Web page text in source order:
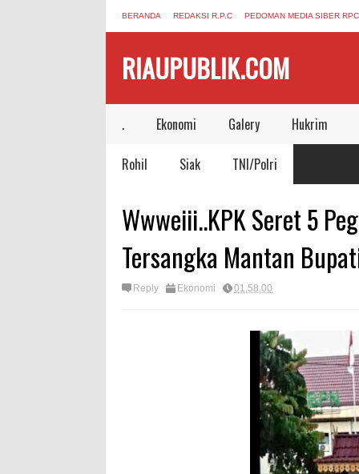
BERANDA REDAKSI R.P.C PEDOMAN MEDIA SIBER RPC
RIAUPUBLIK.COM
. Ekonomi Galery Hukrim
Rohil Siak TNI/Polri
Wwweiii..KPK Seret 5
Tersangka Mantan
Reply Ekonomi 01.58.00